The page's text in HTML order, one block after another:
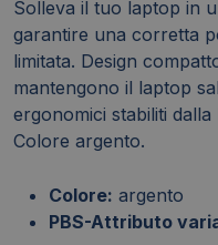
Solleva il tuo laptop in
garantire una corretta
limitata. Design
mantengono il laptop
ergonomici stabiliti
Colore argento.
Colore: argento
PBS-Attributo